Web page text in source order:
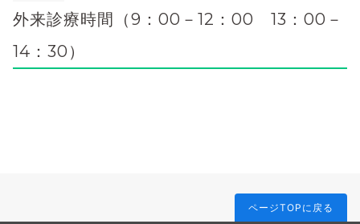
外来診療時間（9：00－12：00 13：00－
14：30）
ページTOPに戻る